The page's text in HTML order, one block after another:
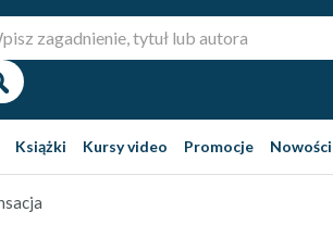
Książki Kursy video Promocje Nowości